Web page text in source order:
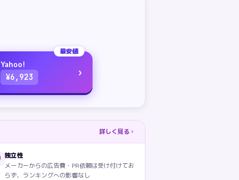
最安値
Yahoo!
¥6,923 ›
詳しく見る
独立性
メーカーからの広告費・PR依頼は受け付けてお
らず、ランキングへの影響なし